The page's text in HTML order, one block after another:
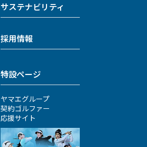
サステナビリティ
採用情報
特設ページ
ヤマエグループ
契約ゴルファー
応援サイト